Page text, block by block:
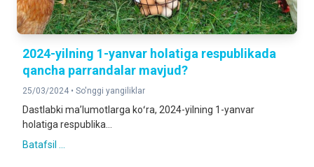
2024-yilning 1-yanvar holatiga respublikada
qancha parrandalar mavjud?
25/03/2024 • So'nggi yangiliklar
Dastlabki maʼlumotlarga koʻra, 2024-yilning 1-yanvar
holatiga respublika...
Batafsil ...